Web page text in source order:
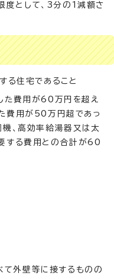
度として、3分の1減額さ
住宅であること
た費用が60万円を超え
費用が50万円超であっ
、高効率給湯器又は太
する費用との合計が60
て外壁等に接するものの